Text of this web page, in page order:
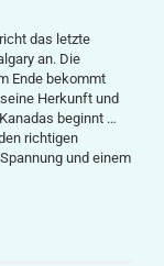
das letzte
an. Die
Ende bekommt
Herkunft und
beginnt …
richtigen
und einem